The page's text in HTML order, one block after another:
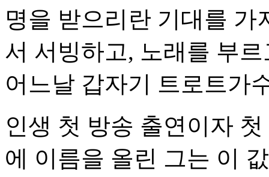
명을 받으리란 기대를 가
서 서빙하고, 노래를 부
어느날 갑자기 트로트가
인생 첫 방송 출연이자
에 이름을 올린 그는 이